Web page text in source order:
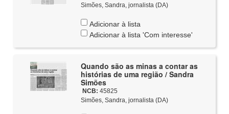
Simões, Sandra, jornalista (DA)
Adicionar à lista
Adicionar à lista 'Com interesse'
Quando são as minas a contar as
histórias de uma região / Sandra
Simões
NCB: 45825
Simões, Sandra, jornalista (DA)